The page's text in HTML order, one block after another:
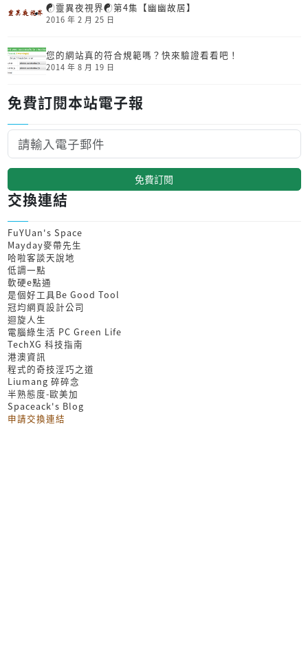
☯靈異夜視界☯第4集【幽幽故居】
2016 年 2 月 25 日
您的網站真的符合規範嗎？快來驗證看看吧！
2014 年 8 月 19 日
免費訂閱本站電子報
免費訂閱
交換連結
FuYUan's Space
Mayday麥帶先生
哈啦客談天說地
低調一點
軟硬e點通
是個好工具Be Good Tool
冠均網頁設計公司
迴旋人生
電腦綠生活 PC Green Life
TechXG 科技指南
港澳資訊
程式的奇技淫巧之道
Liumang 碎碎念
半熟態度-歐美加
Spaceack's Blog
申請交換連結